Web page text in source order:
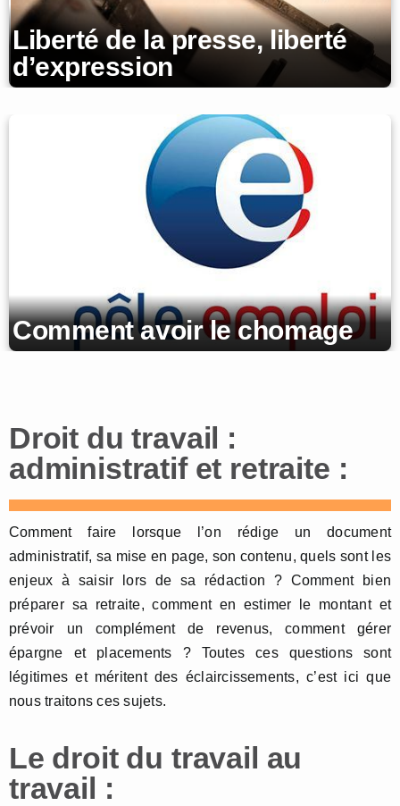
Liberté de la presse, liberté
d’expression
Comment avoir le chomage
Droit du travail :
administratif et retraite :
Comment faire lorsque l’on rédige un document
administratif, sa mise en page, son contenu, quels sont les
enjeux à saisir lors de sa rédaction ? Comment bien
préparer sa retraite, comment en estimer le montant et
prévoir un complément de revenus, comment gérer
épargne et placements ? Toutes ces questions sont
légitimes et méritent des éclaircissements, c’est ici que
nous traitons ces sujets.
Le droit du travail au
travail :